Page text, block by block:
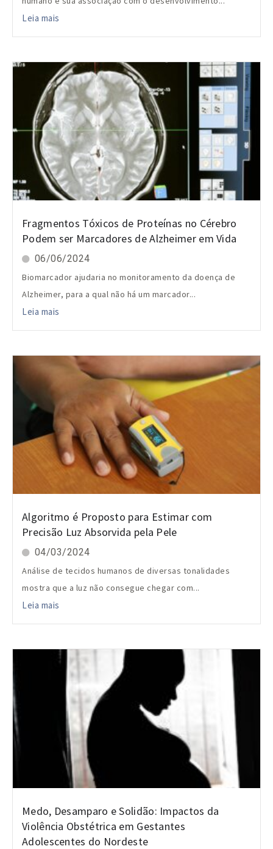
Leia mais
Fragmentos Tóxicos de Proteínas no Cérebro
Podem ser Marcadores de Alzheimer em Vida
06/06/2024
Biomarcador ajudaria no monitoramento da doença de
Alzheimer, para a qual não há um marcador...
Leia mais
Algoritmo é Proposto para Estimar com
Precisão Luz Absorvida pela Pele
04/03/2024
Análise de tecidos humanos de diversas tonalidades
mostra que a luz não consegue chegar com...
Leia mais
Medo, Desamparo e Solidão: Impactos da
Violência Obstétrica em Gestantes
Adolescentes do Nordeste